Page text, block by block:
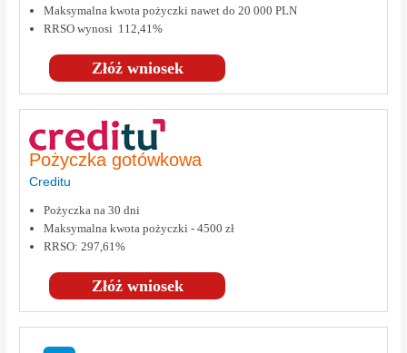
Złóż wniosek
Maksymalna kwota pożyczki nawet do 20 000 PLN
RRSO wynosi 112,41%
Pożyczka gotówkowa
Creditu
Złóż wniosek
Pożyczka na 30 dni
Maksymalna kwota pożyczki - 4500 zł
RRSO: 297,61%